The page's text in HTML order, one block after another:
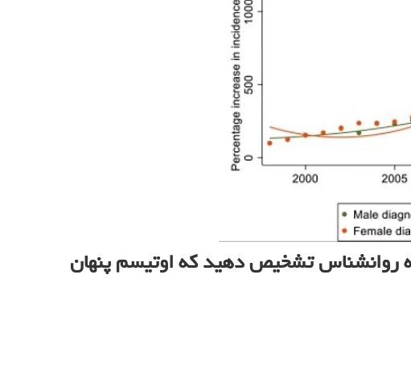
روانشناس تشخیص دهید که اوتیسم پنهان